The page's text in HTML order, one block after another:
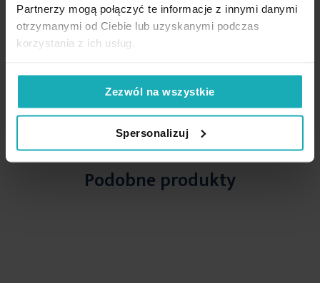
Partnerzy mogą połączyć te informacje z innymi danymi
otrzymanymi od Ciebie lub uzyskanymi podczas
korzystania z ich usług.
Zezwól na wszystkie
Spersonalizuj
do listy życzeń
Dodaj do koszyka Dodaj do listy życzeń
Dodaj do koszyka
High-contrast mode
Podobne produkty